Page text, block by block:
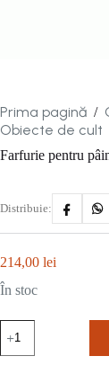
Prima pagină /
Obiecte de cult
Farfurie pentru
Distribuie:
214,00 lei
În stoc
Farfurie
pentru